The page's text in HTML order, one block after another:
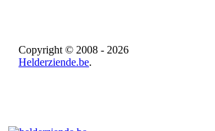
Copyright © 2008 - 2026
Helderziende.be.